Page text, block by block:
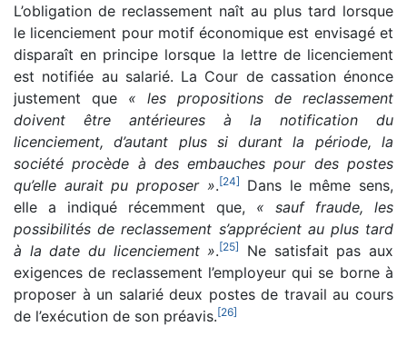
L’obligation de reclassement naît au plus tard lorsque
le licenciement pour motif économique est envisagé et
disparaît en principe lorsque la lettre de licenciement
est notifiée au salarié. La Cour de cassation énonce
justement que « les propositions de reclassement
doivent être antérieures à la notification du
licenciement, d’autant plus si durant la période, la
société procède à des embauches pour des postes
qu’elle aurait pu proposer ».[24]
Dans le même sens,
elle a indiqué récemment que, « sauf fraude, les
possibilités de reclassement s’apprécient au plus tard
à la date du licenciement ».[25]
Ne satisfait pas aux
exigences de reclassement l’employeur qui se borne à
proposer à un salarié deux postes de travail au cours
de l’exécution de son préavis.[26]